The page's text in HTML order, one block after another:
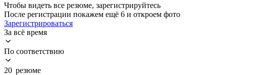
Чтобы видеть все резюме, зарегистрируйтесь
После регистрации покажем ещё 6 и откроем фото
Зарегистрироваться
За всё время
По соответствию
20 резюме